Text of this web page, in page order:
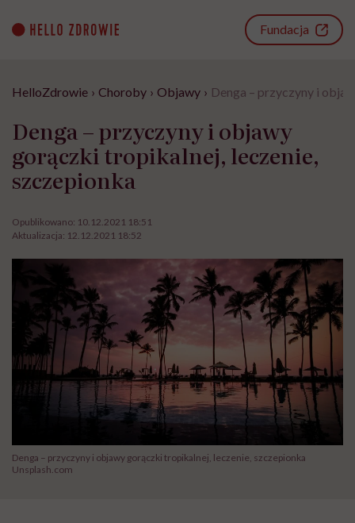
content
Fundacja
HelloZdrowie › Choroby › Objawy › Denga – przyczyny i
Denga – przyczyny i objawy
gorączki tropikalnej, leczenie,
szczepionka
Opublikowano: 10.12.2021 18:51
Aktualizacja: 12.12.2021 18:52
Denga – przyczyny i objawy gorączki tropikalnej, leczenie, szczepionka
Unsplash.com